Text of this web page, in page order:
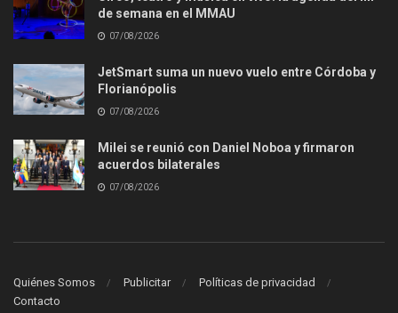
de semana en el MMAU
07/08/2026
JetSmart suma un nuevo vuelo entre Córdoba y
Florianópolis
07/08/2026
Milei se reunió con Daniel Noboa y firmaron
acuerdos bilaterales
07/08/2026
Quiénes Somos Publicitar
Políticas de privacidad
Contacto